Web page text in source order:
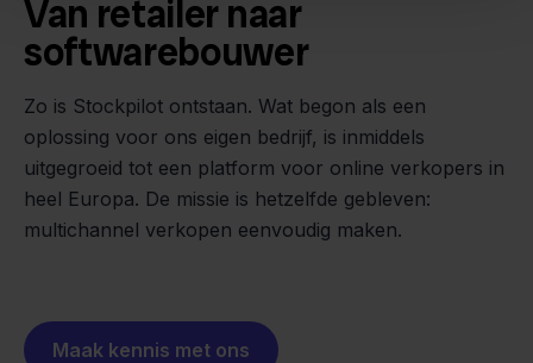
We groeien gecontroleerd, zonder
- Sander, Founder
Van retailer naar
softwarebouwer
Zo is Stockpilot ontstaan. Wat begon als een
oplossing voor ons eigen bedrijf, is inmiddels
uitgegroeid tot een platform voor online verkopers in
heel Europa. De missie is hetzelfde gebleven:
multichannel verkopen eenvoudig maken.
Maak kennis met ons